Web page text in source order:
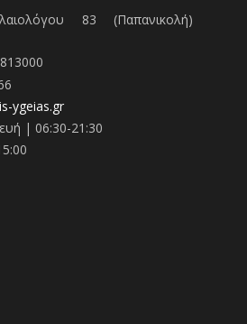
83 (Παπανικολή)
ygeias.gr
| 06:30-21:30